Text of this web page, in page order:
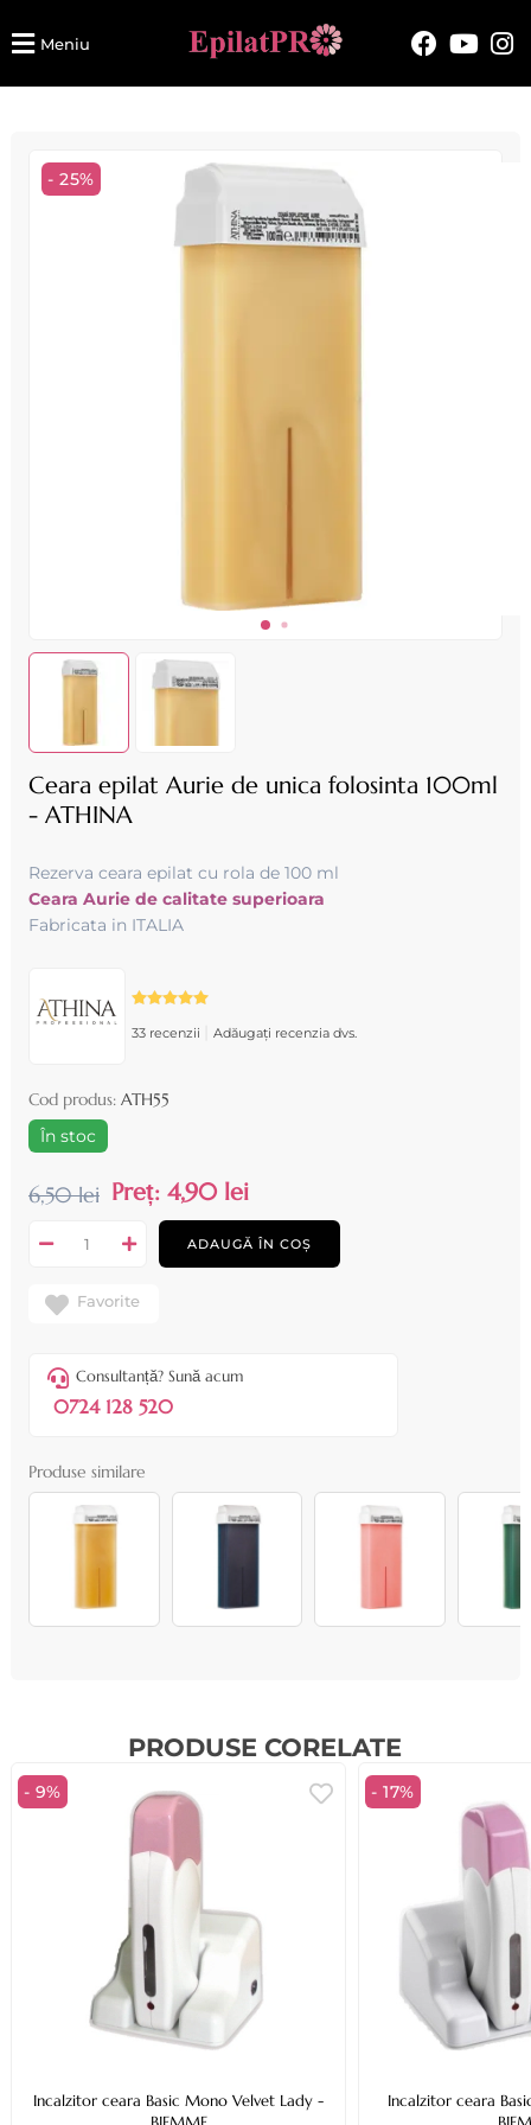
Meniu
- 25%
Ceara epilat Aurie de unica folosinta 100ml
- ATHINA
Rezerva ceara epilat cu rola de 100 ml
Ceara Aurie de calitate superioara
Fabricata in ITALIA
33 recenzii Adăugați recenzia dvs.
Cod produs: ATH55
În stoc
6,50 lei Preț: 4,90 lei
ADAUGĂ ÎN COȘ
Favorite
Consultanță? Sună acum
0724 128 520
Produse similare
PRODUSE CORELATE
- 9%
Incalzitor ceara Basic Mono Velvet Lady -
- 17%
Incalzitor ceara